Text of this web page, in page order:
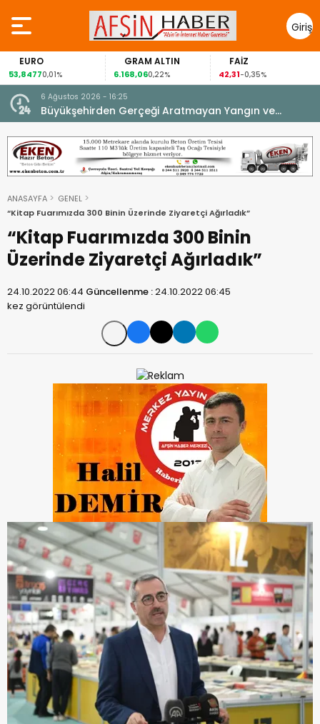
Giriş
Yap
GRAM ALTIN
0,22% -0,35%
6 Ağustos 2026 - 16:25
Büyükşehirden Gerçeği Aratmayan Yangın ve
Kurtarma Tatbikatı.
ANASAYFA
GENEL
“Kitap Fuarımızda 300 Binin Üzerinde Ziyaretçi Ağırladık”
“Kitap Fuarımızda 300 Binin
Üzerinde Ziyaretçi Ağırladık”
24.10.2022 06:44 Güncellenme :24.10.2022 06:45
kez görüntülendi